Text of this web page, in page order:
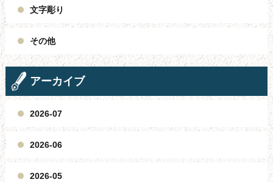
文字彫り
その他
アーカイブ
2026-07
2026-06
2026-05